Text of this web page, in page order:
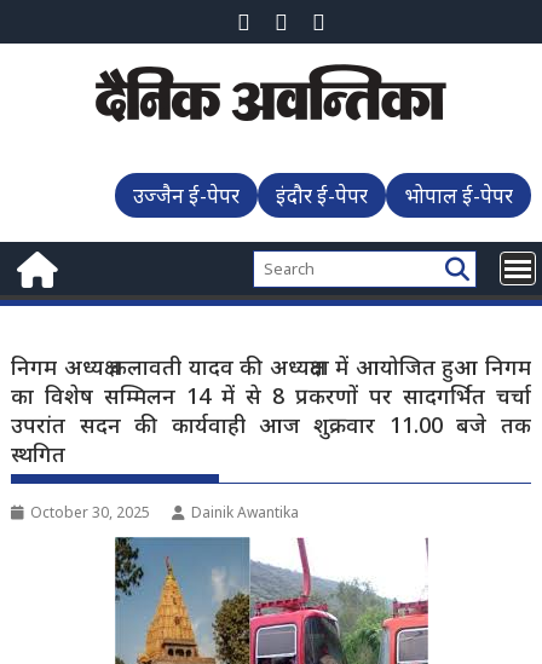
to
उज्जैन ई-पेपर इंदौर ई-पेपर भोपाल ई-पेपर
निगम अध्यक्ष कलावती यादव की अध्यक्षता में आयोजित हुआ निगम
का विशेष सम्मिलन 14 में से 8 प्रकरणों पर सादगर्भित चर्चा
उपरांत सदन की कार्यवाही आज शुक्रवार 11.00 बजे तक
स्थगित
October 30, 2025 Dainik Awantika